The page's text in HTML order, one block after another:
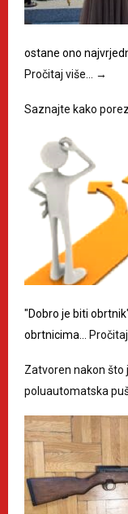
ostane ono
Pročitaj više… →
Saznajte kako
"Dobro je biti
obrtnicima…
Zatvoren nakon
poluautomatska